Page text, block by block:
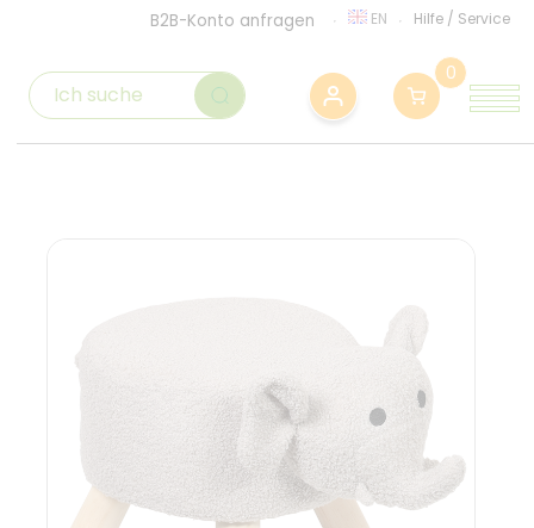
B2B-Konto anfragen EN Hilfe / Service
0